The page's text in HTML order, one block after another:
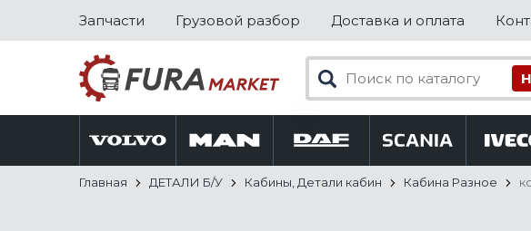
Запчасти Грузовой разбор Доставка и оплата
Главная ДЕТАЛИ Б/У Кабины, Детали кабин Кабина Разное